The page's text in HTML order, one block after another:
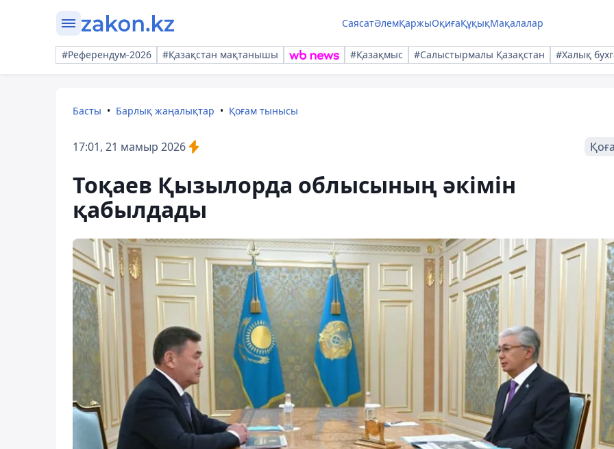
СаясатӘлемҚаржыОқиғаҚұқықМақалалар
#Референдум-2026 #Қазақстан мақтанышы #Қазақмыс #Салыстырмалы Қазақстан #Халық
Басты Барлық жаңалықтар Қоғам тынысы
17:01, 21 мамыр 2026
Тоқаев Қызылорда облысының әкімін
қабылдады